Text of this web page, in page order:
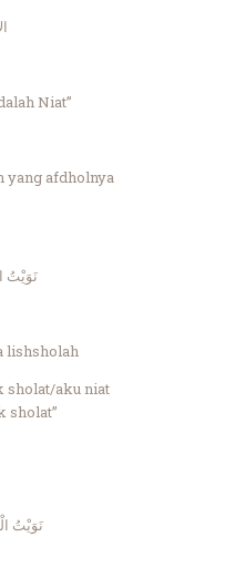
Niat”
yang afdholnya
نَوَيْتُ
lishsholah
sholat/aku niat
sholat”
نَوَيْتُ